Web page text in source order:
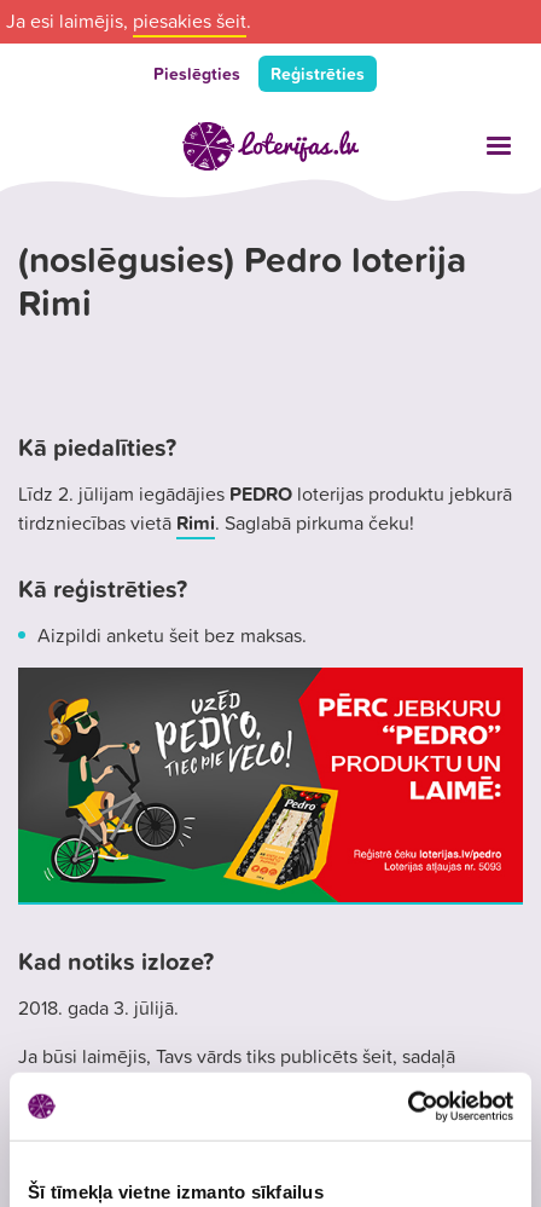
Šī tīmekļa vietne izmanto sīkfailus
Ja esi laimējis, piesakies šeit.
Pieslēgties Reģistrēties
(noslēgusies) Pedro loterija
Rimi
Kā piedalīties?
Līdz 2. jūlijam iegādājies PEDRO loterijas produktu jebkurā
tirdzniecības vietā Rimi. Saglabā pirkuma čeku!
Kā reģistrēties?
Aizpildi anketu šeit bez maksas.
Kad notiks izloze?
2018. gada 3. jūlijā.
Ja būsi laimējis, Tavs vārds tiks publicēts šeit, sadaļā
"Laimētāji", pēc izlozes, kā arī ar Tevi noteikti sazināsies
personīgi.
sadaļā "Loterijas noteikumi".